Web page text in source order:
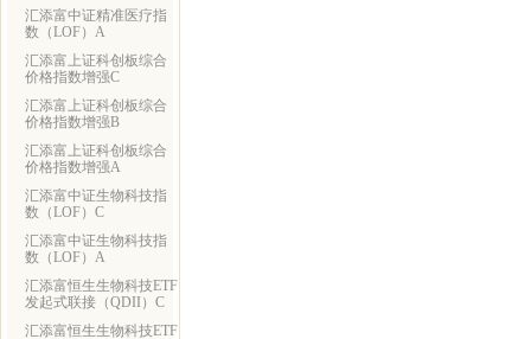
汇添富中证精准医疗指
数（LOF）A
汇添富上证科创板综合
价格指数增强C
汇添富上证科创板综合
价格指数增强B
汇添富上证科创板综合
价格指数增强A
汇添富中证生物科技指
数（LOF）C
汇添富中证生物科技指
数（LOF）A
汇添富恒生生物科技ETF
发起式联接（QDII）C
汇添富恒生生物科技ETF